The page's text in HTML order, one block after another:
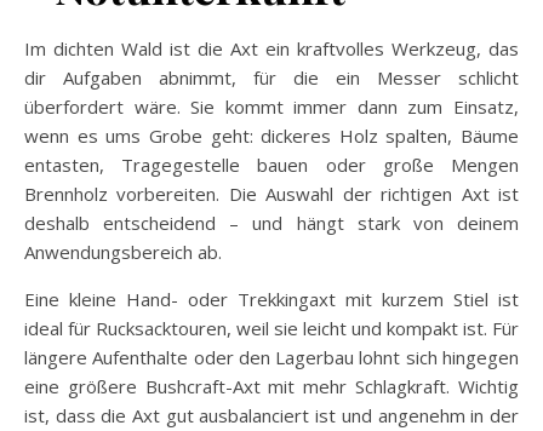
Im dichten Wald ist die Axt ein kraftvolles Werkzeug, das
dir Aufgaben abnimmt, für die ein Messer schlicht
überfordert wäre. Sie kommt immer dann zum Einsatz,
wenn es ums Grobe geht: dickeres Holz spalten, Bäume
entasten, Tragegestelle bauen oder große Mengen
Brennholz vorbereiten. Die Auswahl der richtigen Axt ist
deshalb entscheidend – und hängt stark von deinem
Anwendungsbereich ab.
Eine kleine Hand- oder Trekkingaxt mit kurzem Stiel ist
ideal für Rucksacktouren, weil sie leicht und kompakt ist. Für
längere Aufenthalte oder den Lagerbau lohnt sich hingegen
eine größere Bushcraft-Axt mit mehr Schlagkraft. Wichtig
ist, dass die Axt gut ausbalanciert ist und angenehm in der